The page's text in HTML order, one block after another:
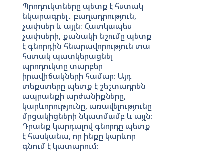
Պրոդուկտները պետք է հստակ
նկարագրել․ բաղադրություն,
չափսեր և այլն։ Հատկապես
չափսերի, քանակի նշումը պետք
է գնորդին հնարավորություն տա
հստակ պատկերացնել
պրոդուկտը տարբեր
իրավիճակների համար։ Այդ
տեքստերը պետք է շեշտադրեն
ապրանքի արժանիքները,
կարևորությունը, առավելությունը
մրցակիցների նկատմամբ և այլն։
Դրանք կարդալով գնորդը պետք
է հասկանա, որ ինքը կարևոր
գնում է կատարում։